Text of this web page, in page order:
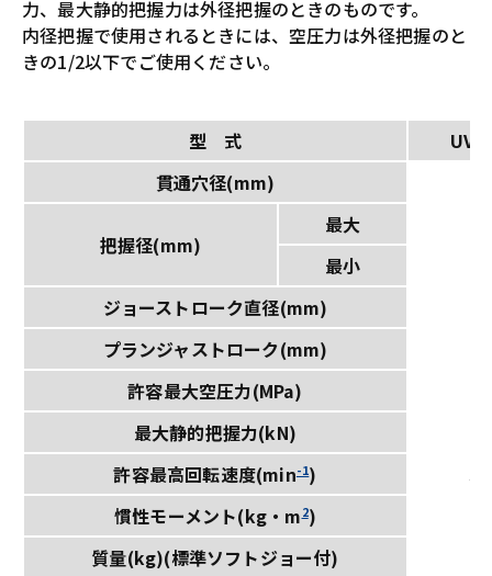
力、最大静的把握力は外径把握のときのものです。
内径把握で使用されるときには、空圧力は外径把握のと
きの1/2以下でご使用ください。
型 式
貫通穴径(mm)
把握径(mm)
最大
最小
ジョーストローク直径(mm)
プランジャストローク(mm)
許容最大空圧力(MPa)
最大静的把握力(kN)
許容最高回転速度(min-1)
慣性モーメント(kg・m2)
質量(kg)(標準ソフトジョー付)